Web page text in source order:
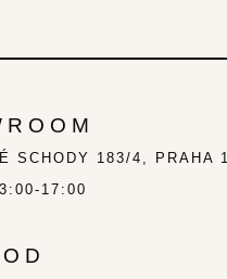
SCHODY 183/4, PRAHA 1
17:00